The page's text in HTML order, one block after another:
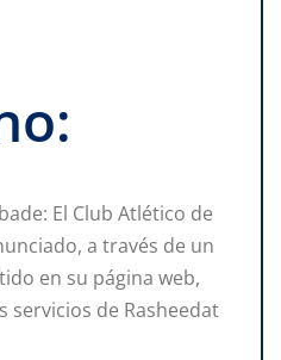
El Club Atlético de
a través de un
en su página web,
servicios de Rasheedat